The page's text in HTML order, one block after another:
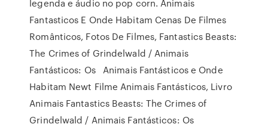
legenda e áudio no pop corn. Animais
Fantasticos E Onde Habitam Cenas De Filmes
Românticos, Fotos De Filmes, Fantastics Beasts:
The Crimes of Grindelwald / Animais
Fantásticos: Os Animais Fantásticos e Onde
Habitam Newt Filme Animais Fantásticos, Livro
Animais Fantastics Beasts: The Crimes of
Grindelwald / Animais Fantásticos: Os